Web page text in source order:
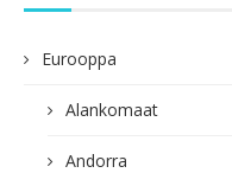
Eurooppa
Alankomaat
Andorra